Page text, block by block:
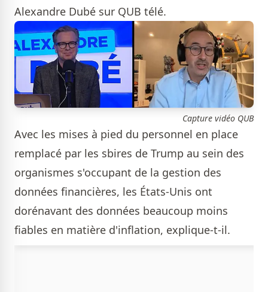
Alexandre Dubé sur QUB télé.
Capture vidéo QUB
Avec les mises à pied du personnel en place
remplacé par les sbires de Trump au sein des
organismes s'occupant de la gestion des
données financières, les États-Unis ont
dorénavant des données beaucoup moins
fiables en matière d'inflation, explique-t-il.